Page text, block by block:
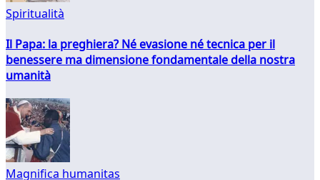
Spiritualità
Il Papa: la preghiera? Né evasione né tecnica per il
benessere ma dimensione fondamentale della nostra
umanità
Magnifica humanitas